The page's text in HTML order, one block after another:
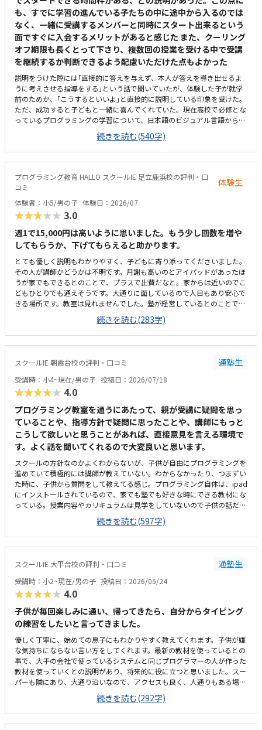
も、すでに学習の進んでいる子たちの中に途中から入るのでは
なく、一緒に受講するメンバーと同時にスタート出来るという
面ですぐに入会するメリットがあると感じた また、クーリング
オフ期限も長くとって下さり、複数回の授業を受ける中で受講
を継続するか判断できるよう配慮いただけた点もよかった
説明をうけた際には｢直接的に答えを与えず、本人が答えを導き出せるよ
うに考えさせる指導をする｣という話で聞いていたが、体験した子が就学
前のためか、｢こうするといいよ｣と直接的に説明している印象を受けた。
ただ、成功すると子どもと一緒に喜んでくれていた。現在高校で必修とな
っているプログラミングの学習について、日本語のビジュアル言語からは
じめ、本格的なテキストコーディングまでを段階的にステップアップして
繋げ将来必要な力まで着実に身に付けることが出来そうだと感じた。ま
た、ゲームを作成し他の生徒から評価をうけることが出来るという仕組み
も、子どもが興味をもって取り組めそうだと感じた。駅からさほど離れて
おらず、自転車置場もあるため通いやすいと思うただ、看板としては同教
室内で行われている【個別指導スクールIE】の表記しか見受けられず、
【HALLO】の教室が別にあるのか少し迷ってしまった。教室内の色調も明
るく、居心地はいいと感じた。ただ、同一の教室内で教科学習の個別指導
も行われているため、未就学児のプログラミング指導の声が、他の子の学
く適正だと感じた。4月のキャンペーンで入会費無料という説明もあり、
体験時に入会を決めた
続きを読む(540字)
プログラミング教育 HALLO スクールIE 足立鹿浜校の評判・口
コミ
体験生
体験者：小5/男の子 体験日：2026/07
★★★★★ 3.0
週1で15,000円は高いように思いました。もう少し回数を増や
してもらうか、下げてもらえると助かります。
とても優しく説明もわかりやすく、子どもに寄り添ってくださいました。
その人が講師かどうかは不明です。月謝も高いのとアイパッドがあったほ
うが家でもできるとのことで、プラスで出費だなと。家からは近いのでこ
どもひとりでも通えそうです。大通りに面しているので人目もあり安心で
きる場所です。教室は見れませんでした。塾が経営しているとのことで塾
の方の教室は少し覗けました。建物自体が古い感じでした。週1で15,000
円は高いように思いました。もう少し回数を増やしてもらうか、下げても
らえると助かります。説明してくれた方はとても説明がわかりやすく、こ
どもに寄り添ってくださいました。
続きを読む(283字)
スクールIE 朝霞台校の評判・口コミ 通塾生
受講時：小4~現在/男の子 投稿日：2026/07/18
★★★★★ 4.0
プログラミング教室を通うにあたって、親が受講に疑問を思っ
ていることや、指導方針で疑問に思ったことや、講師にもっと
こうして欲しいと思うことがあれば、直接意見を言える環境で
す。よく話を聞いてくれるので大変良いと思います。
スクールの方針なのかよくわからないが、子供が自由にプログラミングを
進めていて積極的には講師が教えていない。わからなかったり、つまずい
た時に、子供から質問をして教えてる感じ。プログラミング自体は、ipad
にインストールされているので、家でも塾でも好きな時にできる教材にな
っている。授業内容やカリキュラムは見学をしていないので子供の話だ
が、積極的に講師が教えていないみたい。月1回はプログラミングで作っ
たものを発表すると聞いていたが、実施してないみたい。駅からは徒歩で
すぐ来れる距離で、一本道だから迷うことなく来れるので立地は良いと思
います。駐車場はないので、車の送迎は路上駐車になります。駐輪スペー
スはあるので子供一人でも近い人なら行けると思います。奥の方まで覗い
たことはないので詳しくはわからないが、入り口や教室の内装は奇麗だと
思います。気軽に入りやすい感じがします。ひとそれぞれになってしまい
ますので何とも言えませんが、オンラインでなく、対面で教えてくれるの
で、妥当な金額と思います。子供には楽しいみたいで、家でも自由にプロ
グラミングを進めています。たまにゲームみたいなものを作っていて、親
に「やってみて」と言ってきます。プログラミング能力だけでなく創造力
も養われているのかなと感じます。今のところは特にありません。オンラ
インでなく、対面での受講は、人と接する機会の場としても良いと思いま
す。
続きを読む(597字)
スクールIE 大平台校の評判・口コミ 通塾生
受講時：小2~現在/男の子 投稿日：2026/05/24
★★★★★ 4.0
子供が毎回楽しみに通い、帰ってきたら、自分からタイピング
の練習をしたいと言ってきました。
優しく丁寧に、始めての息子にもわかりやすく教えてくれます。子供が嫌
な気持ちにならない言い方をしてくれます。最新の教材を使っているとの
事で、大手の会社で使っているシステムと同じプログラマーの人が作った
教材を使っていくとの説明があり、将来的に役に立つと思いました。スー
パーも隣にあり、大通り沿いなので、アクセスも良く、人通りもある場所
なので、安心です。いつもキレイに掃除もされていて、雰囲気も良く過ご
しやすいと思います。ただ、靴を脱ぐ所と中の境がマットだけなのて、雨
が強い日は大丈夫かなっと思います。まだ通い始めたばかりなのでわから
ないが、追加でかかるとかはなさそうなので、良かったです。
続きを読む(292字)